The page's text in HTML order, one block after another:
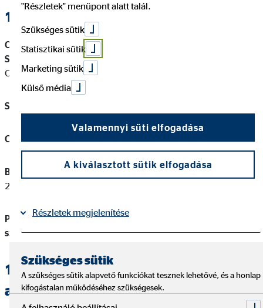
1.1. Megbízó (többes ügynök) adatai
OVB Vermögensberatung Általános Biztosítási és Pénzügyi
Szolgáltató Korlátolt Felelősségű Társaság
OVB)
Székhely / levelezési cím:
Cégjegyzékszám:
Biztosításközvetítői felügyeleti nyilvántartási szám:
206012405527
Pénzügyi szolgáltatás közvetítői felügyeleti nyilvántartási
szám:13231796
1.2. Megbízott / közvetítői
alvállalkozó (gazdálkodó szervezet)
"Részletek" menüpont alatt talál.
Szükséges sütik
Statisztikai sütik
Marketing sütik
Külső média
Valamennyi süti elfogadása
A kiválasztott sütik elfogadása
Részletek megjelenítése
Szükséges sütik
A szükséges sütik alapvető funkciókat tesznek lehetővé, és a honlap
kifogástalan működéséhez szükségesek.